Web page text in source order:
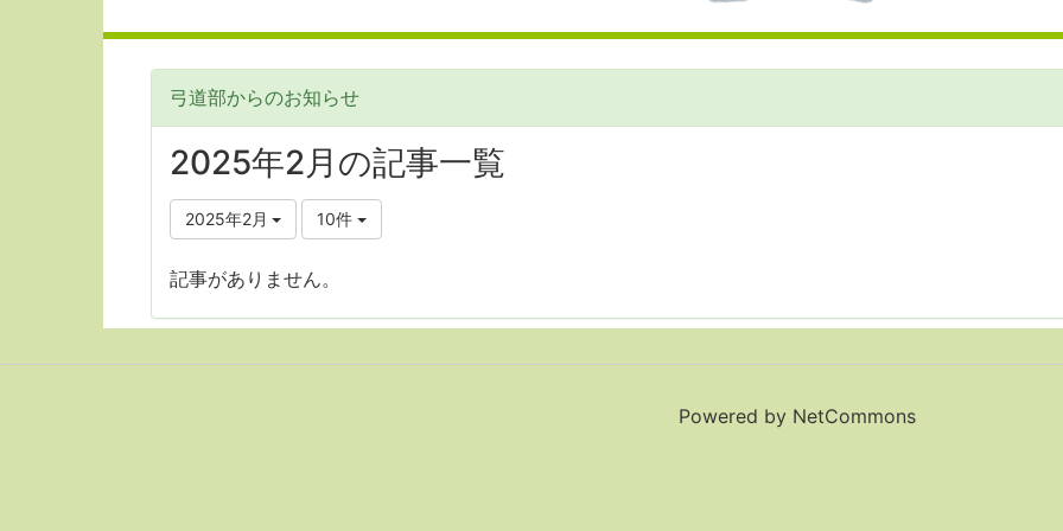
弓道部からのお知らせ
2025年2月の記事一覧
2025年2月 10件
記事がありません。
Powered by NetCommons